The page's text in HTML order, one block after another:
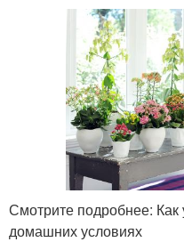
Смотрите подробнее: Как
домашних условиях